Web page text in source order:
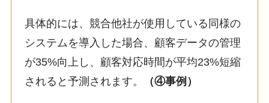
具体的には、競合他社が使用している同様の
システムを導入した場合、顧客データの管理
が35%向上し、顧客対応時間が平均23%短縮
されると予測されます。
（④事例）